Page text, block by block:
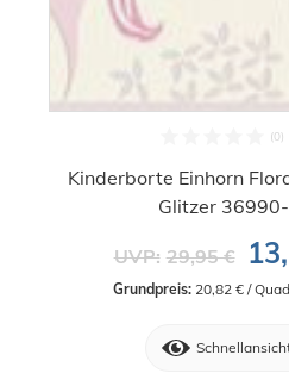
Kinderborte Einhorn
Glitzer
UVP: 29,95 €
Grundpreis: 20,82 € /